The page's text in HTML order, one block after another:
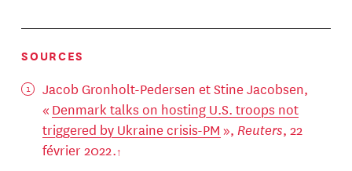
SOURCES
Jacob Gronholt-Pedersen et Stine Jacobsen,
« Denmark talks on hosting U.S. troops not
triggered by Ukraine crisis-PM », Reuters, 22
février 2022.